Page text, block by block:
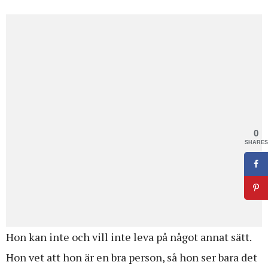
Hon kan inte och vill inte leva på något annat sätt.
Hon vet att hon är en bra person, så hon ser bara det
0
SHARES